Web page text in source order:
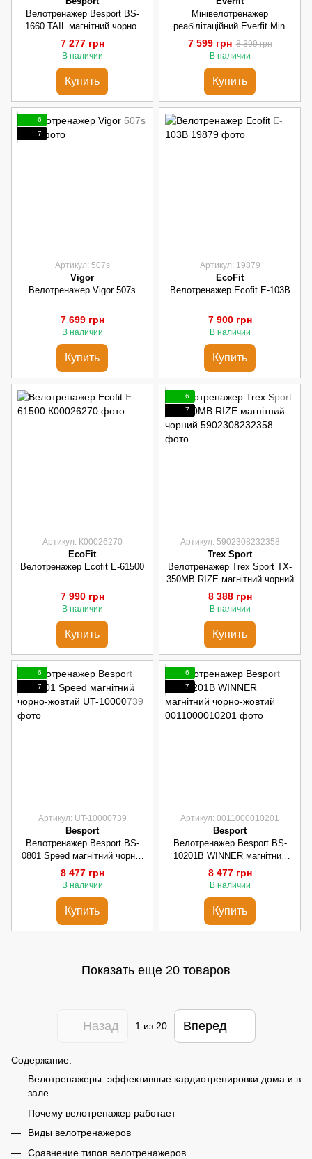
Велотренажер Besport BS-
1660 TAIL магнітний чорно-
жовтий
7 277 грн
В наличии
Купить
Мінівелотренажер
реабілітаційний Everfit Mini
Bike Welly E (WELLY-E)
7 599 грн 8 399 грн
В наличии
Купить
6
7
Артикул: 507s
Vigor
Велотренажер Vigor 507s
7 699 грн
В наличии
Купить
Артикул: 19879
EcoFit
Велотренажер Ecofit E-103B
7 900 грн
В наличии
Купить
Артикул: К00026270
EcoFit
Велотренажер Ecofit E-61500
7 990 грн
В наличии
Купить
6
7
Артикул: 5902308232358
Trex Sport
Велотренажер Trex Sport TX-
350MB RIZE магнітний чорний
8 388 грн
В наличии
Купить
6
7
Артикул: UT-10000739
Besport
Велотренажер Besport BS-
0801 Speed магнітний чорно-
жовтий
8 477 грн
В наличии
Купить
6
7
Артикул: 0011000010201
Besport
Велотренажер Besport BS-
10201B WINNER магнітний
чорно-жовтий
8 477 грн
В наличии
Купить
Показать еще 20 товаров
Назад 1из 20 Вперед
Содержание:
Велотренажеры: эффективные кардиотренировки дома и в
зале
Почему велотренажер работает
Виды велотренажеров
Сравнение типов велотренажеров